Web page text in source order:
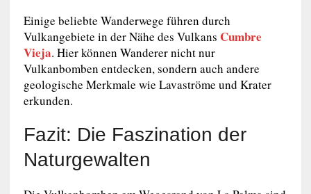
Einige beliebte Wanderwege führen durch
Vulkangebiete in der Nähe des Vulkans Cumbre
Vieja. Hier können Wanderer nicht nur
Vulkanbomben entdecken, sondern auch andere
geologische Merkmale wie Lavaströme und Krater
erkunden.
Fazit: Die Faszination der
Naturgewalten